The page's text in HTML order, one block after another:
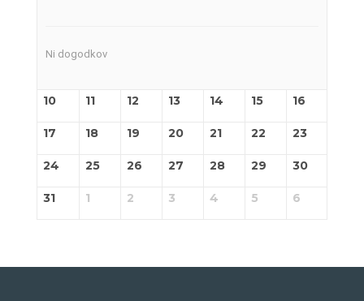
Ni dogodkov
10 11 12 13 14 15 16
17 18 19 20 21 22 23
24 25 26 27 28 29 30
31 1 2 3 4 5 6